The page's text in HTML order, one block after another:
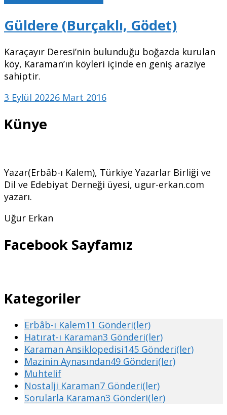
Güldere (Burçaklı, Gödet)
Karaçayır Deresi’nin bulunduğu boğazda kurulan
köy, Karaman’ın köyleri içinde en geniş araziye
sahiptir.
3 Eylül 20226 Mart 2016
Künye
Yazar(Erbâb-ı Kalem), Türkiye Yazarlar Birliği ve
Dil ve Edebiyat Derneği üyesi, ugur-erkan.com
yazarı.
Uğur Erkan
Facebook Sayfamız
Kategoriler
Erbâb-ı Kalem11 Gönderi(ler)
Hatırat-ı Karaman3 Gönderi(ler)
Karaman Ansiklopedisi145 Gönderi(ler)
Mazinin Aynasından49 Gönderi(ler)
Muhtelif
Nostalji Karaman7 Gönderi(ler)
Sorularla Karaman3 Gönderi(ler)